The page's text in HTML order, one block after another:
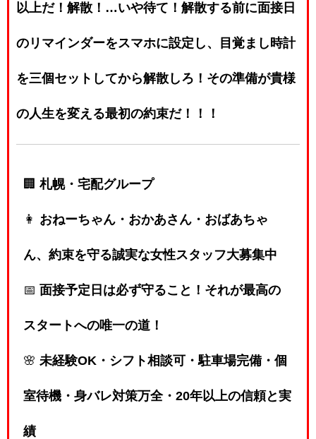
以上だ！解散！…いや待て！解散する前に面接日
のリマインダーをスマホに設定し、目覚まし時計
を三個セットしてから解散しろ！その準備が貴様
の人生を変える最初の約束だ！！！
🏢 札幌・宅配グループ
👩 おねーちゃん・おかあさん・おばあちゃ
ん、約束を守る誠実な女性スタッフ大募集中
📅 面接予定日は必ず守ること！それが最高の
スタートへの唯一の道！
🌸 未経験OK・シフト相談可・駐車場完備・個
室待機・身バレ対策万全・20年以上の信頼と実
績